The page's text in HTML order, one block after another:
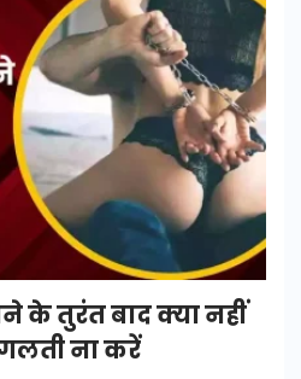
के तुरंत बाद क्या नहीं
ना करें